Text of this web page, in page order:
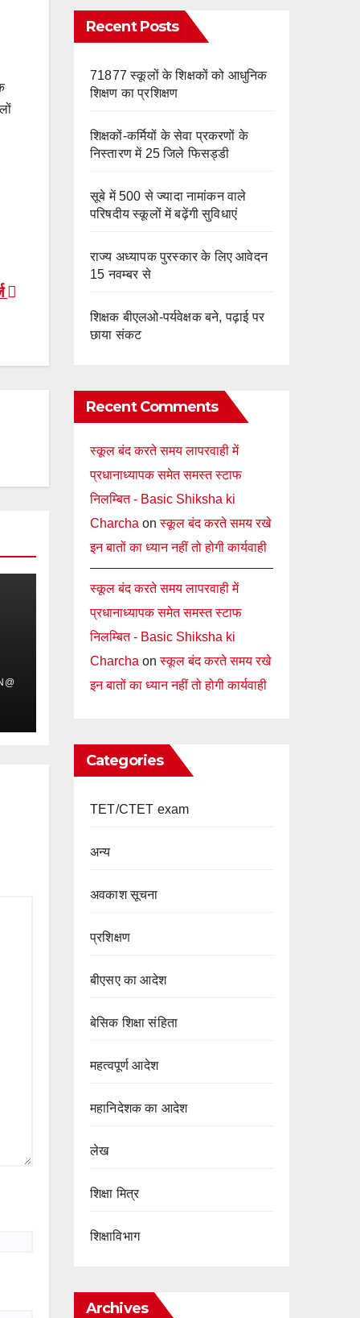
Recent Posts
71877 स्कूलों के शिक्षकों को आधुनिक
शिक्षण का प्रशिक्षण
शिक्षकों-कर्मियों के सेवा प्रकरणों के
निस्तारण में 25 जिले फिसड्डी
सूबे में 500 से ज्यादा नामांकन वाले
परिषदीय स्कूलों में बढ़ेंगी सुविधाएं
राज्य अध्यापक पुरस्कार के लिए आवेदन
15 नवम्बर से
शिक्षक बीएलओ-पर्यवेक्षक बने, पढ़ाई पर
छाया संकट
Recent Comments
स्कूल बंद करते समय लापरवाही में
प्रधानाध्यापक समेत समस्त स्टाफ
निलम्बित - Basic Shiksha ki
Charcha onस्कूल बंद करते समय रखे
इन बातों का ध्यान नहीं तो होगी कार्यवाही
स्कूल बंद करते समय लापरवाही में
प्रधानाध्यापक समेत समस्त स्टाफ
निलम्बित - Basic Shiksha ki
Charcha onस्कूल बंद करते समय रखे
इन बातों का ध्यान नहीं तो होगी कार्यवाही
Categories
TET/CTET exam
अन्य
अवकाश सूचना
प्रशिक्षण
बीएसए का आदेश
बेसिक शिक्षा संहिता
महत्वपूर्ण आदेश
महानिदेशक का आदेश
लेख
शिक्षा मित्र
शिक्षाविभाग
Archives